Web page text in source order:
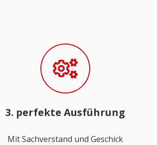
3. perfekte Ausführung
Mit Sachverstand und Geschick